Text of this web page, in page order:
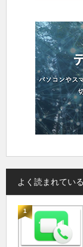
よく読まれてい
1